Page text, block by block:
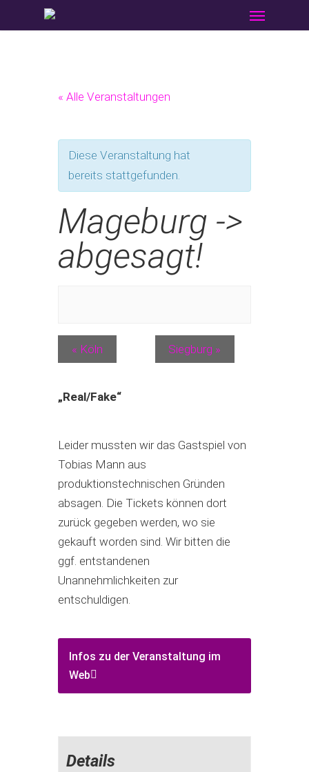
to
« Alle Veranstaltungen
Diese Veranstaltung hat
bereits stattgefunden.
Mageburg ->
abgesagt!
« Köln Siegburg »
„Real/Fake“
Leider mussten wir das Gastspiel von
Tobias Mann aus
produktionstechnischen Gründen
absagen. Die Tickets können dort
zurück gegeben werden, wo sie
gekauft worden sind. Wir bitten die
ggf. entstandenen
Unannehmlichkeiten zur
entschuldigen.
Infos zu der Veranstaltung im
Web
Details